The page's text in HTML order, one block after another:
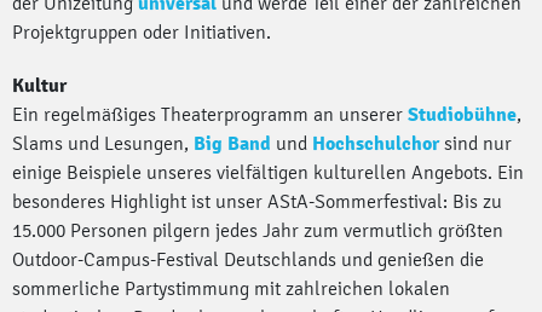
Projektgruppen oder Initiativen.
Kultur
Ein regelmäßiges Theaterprogramm an unserer Studiobühne,
Slams und Lesungen, Big Band und Hochschulchorsind nur
einige Beispiele unseres vielfältigen kulturellen Angebots. Ein
besonderes Highlight ist unser AStA-Sommerfestival: Bis zu
15.000 Personen pilgern jedes Jahr zum vermutlich größten
Outdoor-Campus-Festival Deutschlands und genießen die
sommerliche Partystimmung mit zahlreichen lokalen